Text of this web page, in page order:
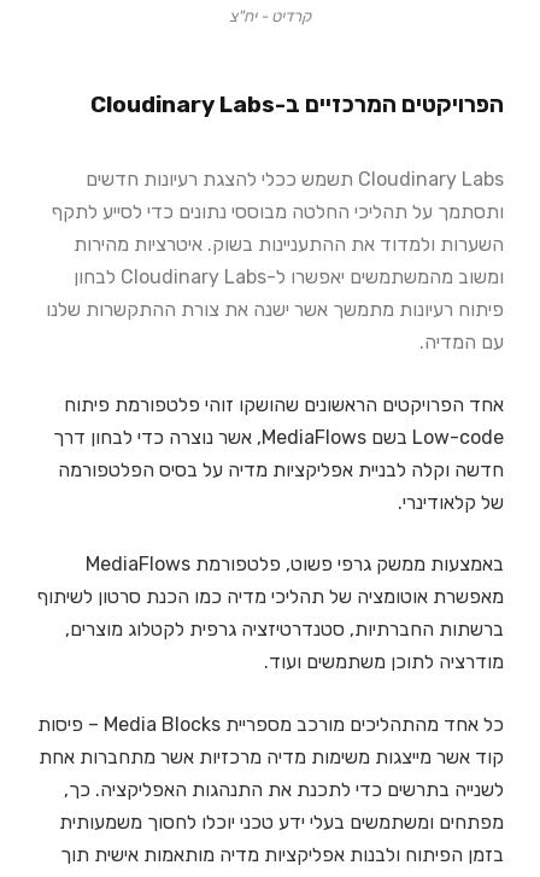
קרדיט - יח"צ
הפרויקטים המרכזיים ב-Cloudinary Labs
Cloudinary Labs תשמש ככלי להצגת רעיונות חדשים
ותסתמך על תהליכי החלטה מבוססי נתונים כדי לסייע לתקף
השערות ולמדוד את ההתעניינות בשוק. איטרציות מהירות
ומשוב מהמשתמשים יאפשרו ל-Cloudinary Labs לבחון
פיתוח רעיונות מתמשך אשר ישנה את צורת ההתקשרות שלנו
עם המדיה.
אחד הפרויקטים הראשונים שהושקו זוהי פלטפורמת פיתוח
Low-code בשם MediaFlows, אשר נוצרה כדי לבחון דרך
חדשה וקלה לבניית אפליקציות מדיה על בסיס הפלטפורמה
של קלאודינרי.
באמצעות ממשק גרפי פשוט, פלטפורמת MediaFlows
מאפשרת אוטומציה של תהליכי מדיה כמו הכנת סרטון לשיתוף
ברשתות החברתיות, סטנדרטיזציה גרפית לקטלוג מוצרים,
מודרציה לתוכן משתמשים ועוד.
כל אחד מהתהליכים מורכב מספריית Media Blocks – פיסות
קוד אשר מייצגות משימות מדיה מרכזיות אשר מתחברות אחת
לשנייה בתרשים כדי לתכנת את התנהגות האפליקציה. כך,
מפתחים ומשתמשים בעלי ידע טכני יוכלו לחסוך משמעותית
בזמן הפיתוח ולבנות אפליקציות מדיה מותאמות אישית תוך